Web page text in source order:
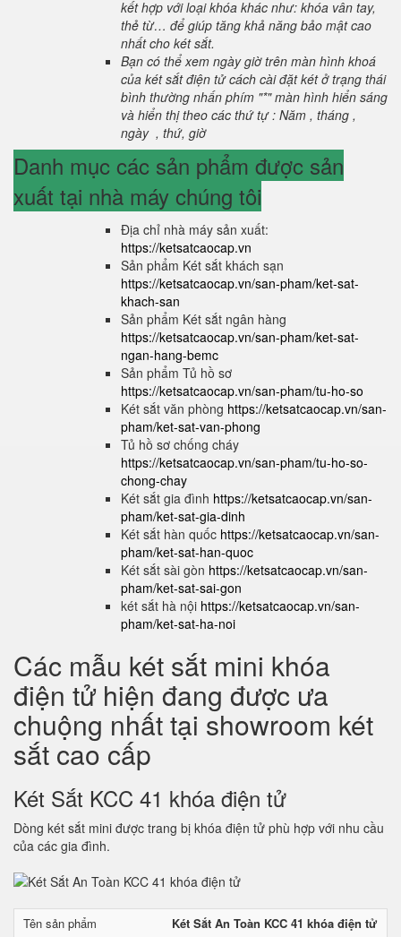
kết hợp với loại khóa khác như: khóa vân tay,
thẻ từ… để giúp tăng khả năng bảo mật cao
nhất cho két sắt.
Bạn có thể xem ngày giờ trên màn hình khoá
của két sắt điện tử cách cài đặt két ở trạng thái
bình thường nhấn phím "*" màn hình hiển sáng
và hiển thị theo các thứ tự : Năm , tháng ,
ngày , thứ, giờ
Danh mục các sản phẩm được sản
xuất tại nhà máy chúng tôi
Địa chỉ nhà máy sản xuất:
https://ketsatcaocap.vn
Sản phẩm Két sắt khách sạn
https://ketsatcaocap.vn/san-pham/ket-sat-
khach-san
Sản phẩm Két sắt ngân hàng
https://ketsatcaocap.vn/san-pham/ket-sat-
ngan-hang-bemc
Sản phẩm Tủ hồ sơ
https://ketsatcaocap.vn/san-pham/tu-ho-so
Két sắt văn phòng https://ketsatcaocap.vn/san-
pham/ket-sat-van-phong
Tủ hồ sơ chống cháy
https://ketsatcaocap.vn/san-pham/tu-ho-so-
chong-chay
Két sắt gia đình https://ketsatcaocap.vn/san-
pham/ket-sat-gia-dinh
Két sắt hàn quốc https://ketsatcaocap.vn/san-
pham/ket-sat-han-quoc
Két sắt sài gòn https://ketsatcaocap.vn/san-
pham/ket-sat-sai-gon
két sắt hà nội https://ketsatcaocap.vn/san-
pham/ket-sat-ha-noi
Các mẫu két sắt mini khóa
điện tử hiện đang được ưa
chuộng nhất tại showroom két
sắt cao cấp
Két Sắt KCC 41 khóa điện tử
Dòng két sắt mini được trang bị khóa điện tử phù hợp với nhu cầu
của các gia đình.
Tên sản phẩm Két Sắt An Toàn KCC 41 khóa điện tử